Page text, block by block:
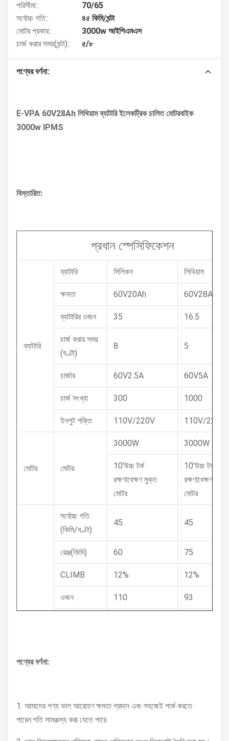
পরিসীমা::
70/65
সর্বোচ্চ গতি::
৪৫ কিমি/ঘন্টা
মোটর প্রকার::
3000w আইপিএমএস
চার্জ করার সময়(ঘন্টা)::
৫/৮
পণ্যের বর্ণনা:
E-VPA 60V28Ah লিথিয়াম ব্যাটারি ইলেকট্রিক চালিত মোটরবাইক
3000w IPMS
বিস্তারিত:
প্রধান স্পেসিফিকেশন
ব্যাটারি
ব্যাটারি সিলিকন লিথিয়াম
ক্ষমতা 60V20Ah 60V28Ah
ব্যাটারির ওজন 35 16.5
চার্জ করার সময়
(ঘণ্টা)
8 5
চার্জার 60V2.5A 60V5A
চার্জ সংখ্যা 300 1000
ইনপুট শক্তি 110V/220V 110V/220V
মোটর মোটর
3000W 3000W
10'উচ্চ টর্ক
রক্ষণাবেক্ষণ মুক্ত
মোটর
10'উচ্চ টর্ক
রক্ষণাবেক্ষণ মুক্ত
মোটর
সর্বোচ্চ গতি
(কিমি/ঘণ্টা)
45 45
রেঞ্জ(কিমি) 60 75
CLIMB 12% 12%
ওজন 110 93
গ্রাউন্ড
ক্লিয়ারেন্স(মিমি)
পণ্যের বর্ণনা:
1. আমাদের পণ্য ভাল আরোহণ ক্ষমতা প্রদান এবং সহজেই পার্ক করতে
পারেন.গতি সামঞ্জস্য করা যেতে পারে.